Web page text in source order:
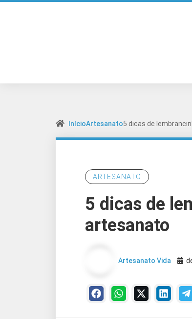
InícioArtesanato5 dicas de
ARTESANATO
5 dicas de
artesanato
Artesanato Vida